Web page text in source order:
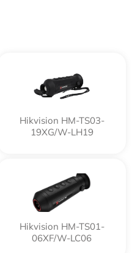
Hikvision HM-TS03-
19XG/W-LH19
Hikvision HM-TS01-
06XF/W-LC06